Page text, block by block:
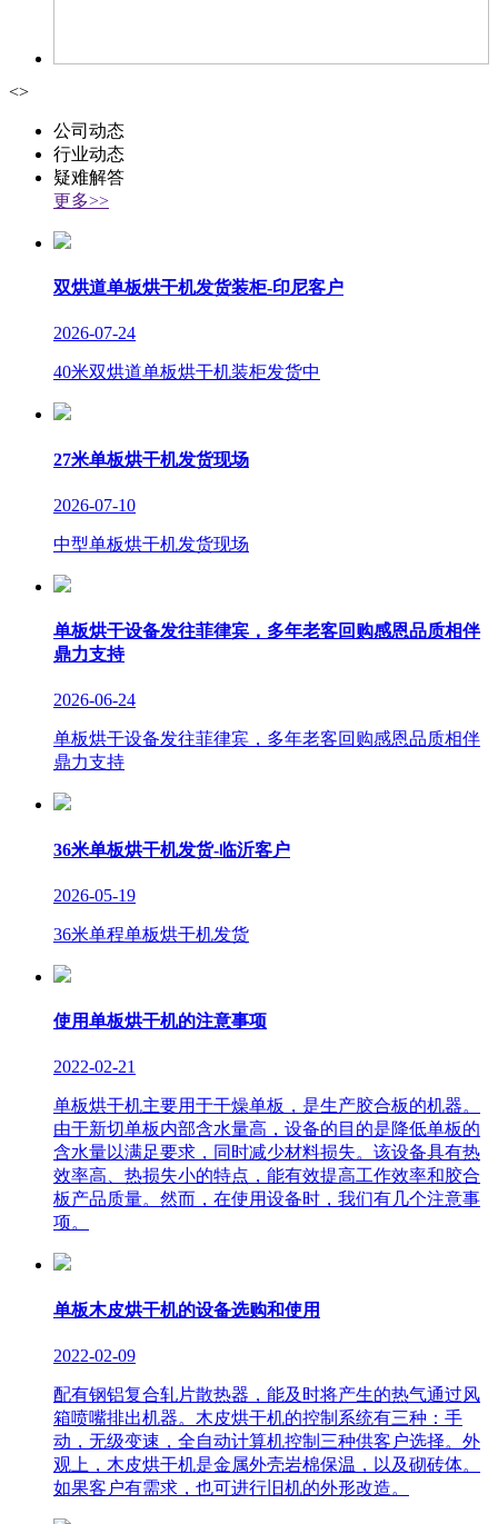
<>
公司动态
行业动态
疑难解答
更多>>
双烘道单板烘干机发货装柜-印尼客户
2026-07-24
40米双烘道单板烘干机装柜发货中
27米单板烘干机发货现场
2026-07-10
中型单板烘干机发货现场
单板烘干设备发往菲律宾，多年老客回购感恩品质相伴
鼎力支持
2026-06-24
单板烘干设备发往菲律宾，多年老客回购感恩品质相伴
鼎力支持
36米单板烘干机发货-临沂客户
2026-05-19
36米单程单板烘干机发货
使用单板烘干机的注意事项
2022-02-21
单板烘干机主要用于干燥单板，是生产胶合板的机器。
由于新切单板内部含水量高，设备的目的是降低单板的
含水量以满足要求，同时减少材料损失。该设备具有热
效率高、热损失小的特点，能有效提高工作效率和胶合
板产品质量。然而，在使用设备时，我们有几个注意事
项。
单板木皮烘干机的设备选购和使用
2022-02-09
配有钢铝复合轧片散热器，能及时将产生的热气通过风
箱喷嘴排出机器。木皮烘干机的控制系统有三种：手
动，无级变速，全自动计算机控制三种供客户选择。外
观上，木皮烘干机是金属外壳岩棉保温，以及砌砖体。
如果客户有需求，也可进行旧机的外形改造。